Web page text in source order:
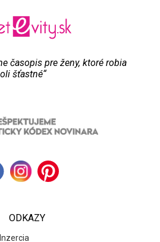
časopis pre ženy, ktoré robia
šťastné“
ODKAZY
Inzercia